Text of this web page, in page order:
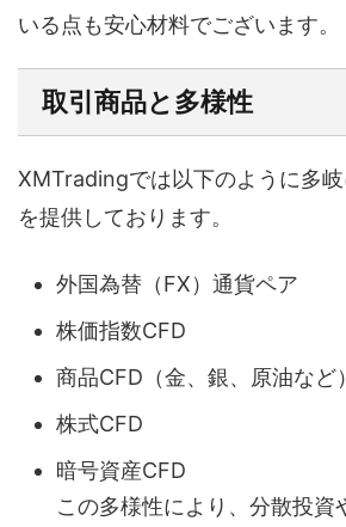
いる点も安心材料でございます。
取引商品と多様性
XMTradingでは以下のように多
を提供しております。
外国為替（FX）通貨ペア
株価指数CFD
商品CFD（金、銀、原油など）
株式CFD
暗号資産CFD
この多様性により、分散投資